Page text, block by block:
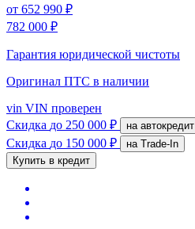
от 652 990 ₽
782 000 ₽
Гарантия юридической чистоты
Оригинал ПТС в наличии
vin VIN проверен
Скидка до 250 000 ₽ на автокредит
Скидка до 150 000 ₽
на Trade-In
Купить в кредит